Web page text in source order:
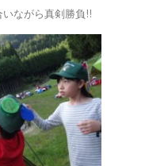
ながら真剣勝負!!